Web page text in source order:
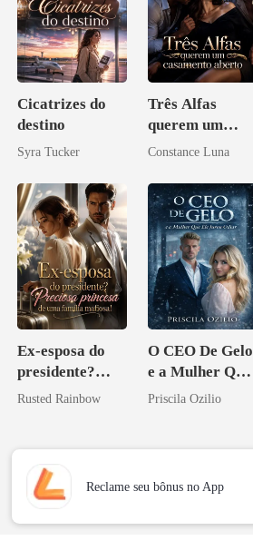
Cicatrizes do
destino
Syra Tucker
Três Alfas
querem um
casamento
Constance Luna
Ex-esposa do
presidente?
Preciosa
mafiosa!
Rusted Rainbow
O CEO De Gelo
e a Mulher Que
Ele Jurou Odiar
Priscila Ozilio
Reclame seu bônus no App